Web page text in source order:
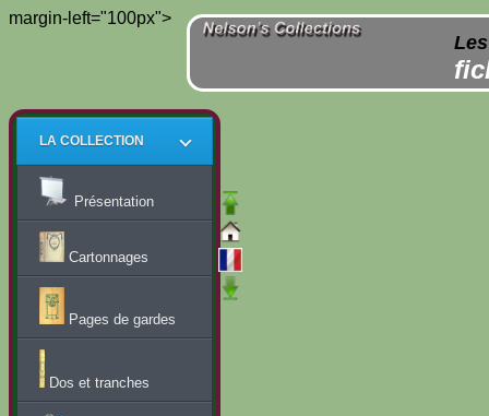
margin-left="100px">
LA COLLECTION
Présentation
Cartonnages
Pages de gardes
Dos et tranches